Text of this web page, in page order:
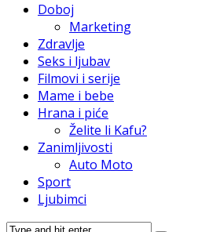
Doboj
Marketing
Zdravlje
Seks i ljubav
Filmovi i serije
Mame i bebe
Hrana i piće
Želite li Kafu?
Zanimljivosti
Auto Moto
Sport
Ljubimci